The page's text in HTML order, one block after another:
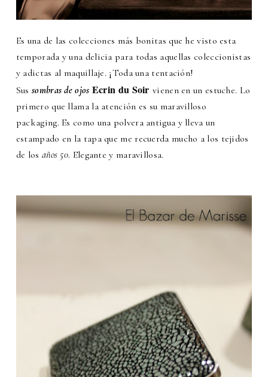
Es una de las colecciones más bonitas que he visto esta
temporada y una delicia para todas aquellas coleccionistas
y adictas al maquillaje. ¡Toda una tentación!
Sussombras de ojos Ecrin du Soirvienen en un estuche. Lo
primero que llama la atención es su maravilloso
packaging. Es como una polvera antigua y lleva un
estampado en la tapa que me recuerda mucho a los tejidos
de los años 50. Elegante y maravillosa.